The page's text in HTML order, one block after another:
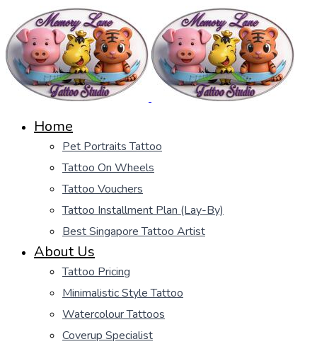
Home
Pet Portraits Tattoo
Tattoo On Wheels
Tattoo Vouchers
Tattoo Installment Plan (Lay-By)
Best Singapore Tattoo Artist
About Us
Tattoo Pricing
Minimalistic Style Tattoo
Watercolour Tattoos
Coverup Specialist